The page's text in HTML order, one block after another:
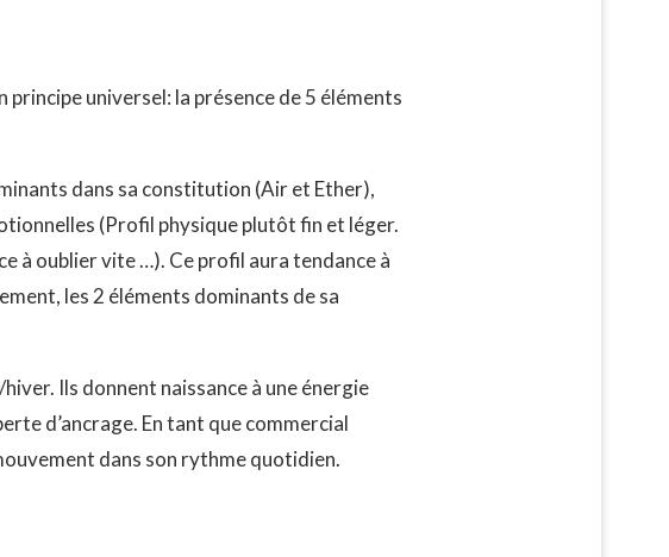
universel: la présence de 5 éléments
dans sa constitution (Air et Ether),
(Profil physique plutôt fin et léger.
à oublier vite …). Ce profil aura tendance à
les 2 éléments dominants de sa
Ils donnent naissance à une énergie
d’ancrage. En tant que commercial
dans son rythme quotidien.